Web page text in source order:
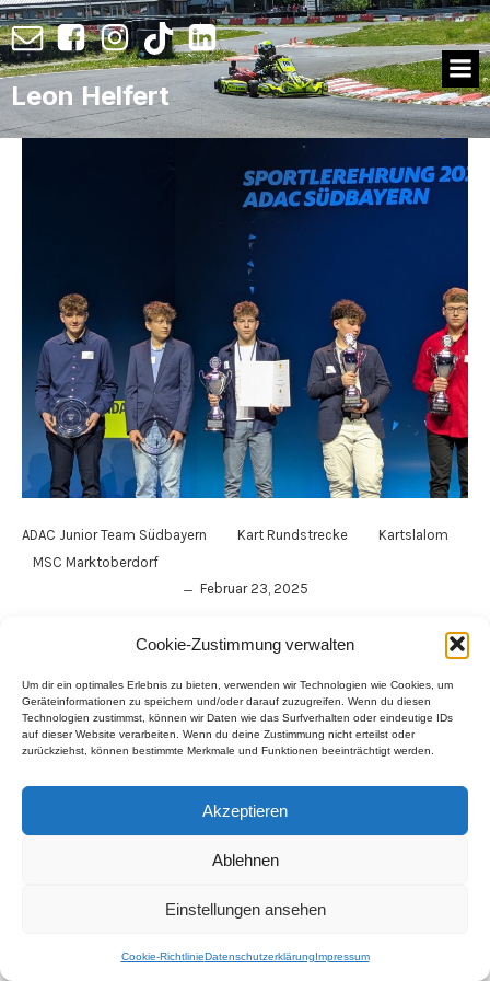
Cookie-Zustimmung verwalten
Um dir ein optimales Erlebnis zu bieten, verwenden wir Technologien wie Cookies, um
Geräteinformationen zu speichern und/oder darauf zuzugreifen. Wenn du diesen
Technologien zustimmst, können wir Daten wie das Surfverhalten oder eindeutige IDs
auf dieser Website verarbeiten. Wenn du deine Zustimmung nicht erteilst oder
zurückziehst, können bestimmte Merkmale und Funktionen beeinträchtigt werden.
Akzeptieren
Ablehnen
Einstellungen ansehen
Cookie-RichtlinieDatenschutzerklärungImpressum
Leon Helfert
ADAC Junior Team Südbayern Kart Rundstrecke Kartslalom
MSC Marktoberdorf
Februar 23, 2025
Sportlerehrung 2024 ADAC Südbayern
Impressum–Datenschutzerklärung–
Haftungsausschluss–Cookie-Richtlinien